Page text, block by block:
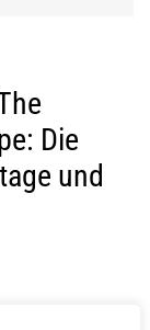
Die
und